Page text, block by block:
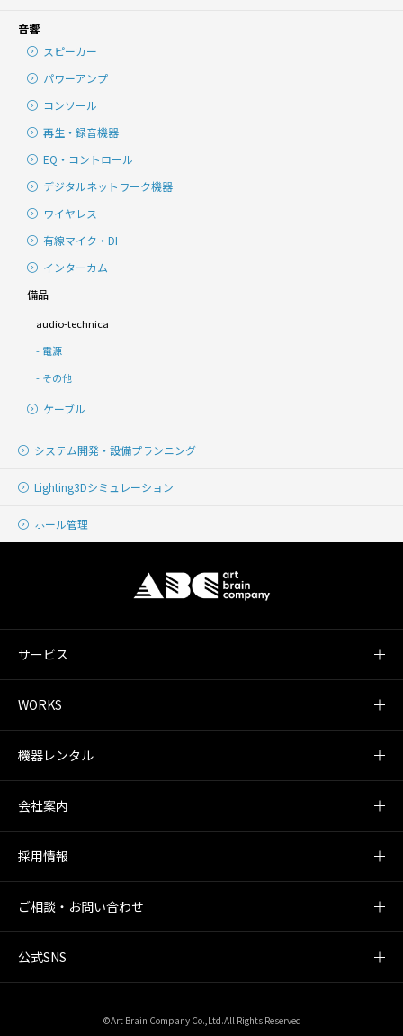
音響
スピーカー
パワーアンプ
コンソール
再生・録音機器
EQ・コントロール
デジタルネットワーク機器
ワイヤレス
有線マイク・DI
インターカム
備品
audio-technica
電源
その他
ケーブル
システム開発・ 設備プランニング
Lighting3Dシミュレーション
ホール管理
サービス
WORKS
機器レンタル
会社案内
採用情報
ご相談・お問い合わせ
公式SNS
©Art Brain Company Co.,Ltd.All Rights Reserved